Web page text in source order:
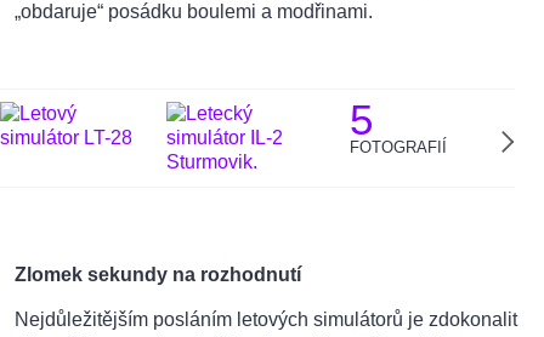
„obdaruje“ posádku boulemi a modřinami.
5
FOTOGRAFIÍ
Zlomek sekundy na rozhodnutí
Nejdůležitějším posláním letových simulátorů je zdokonalit